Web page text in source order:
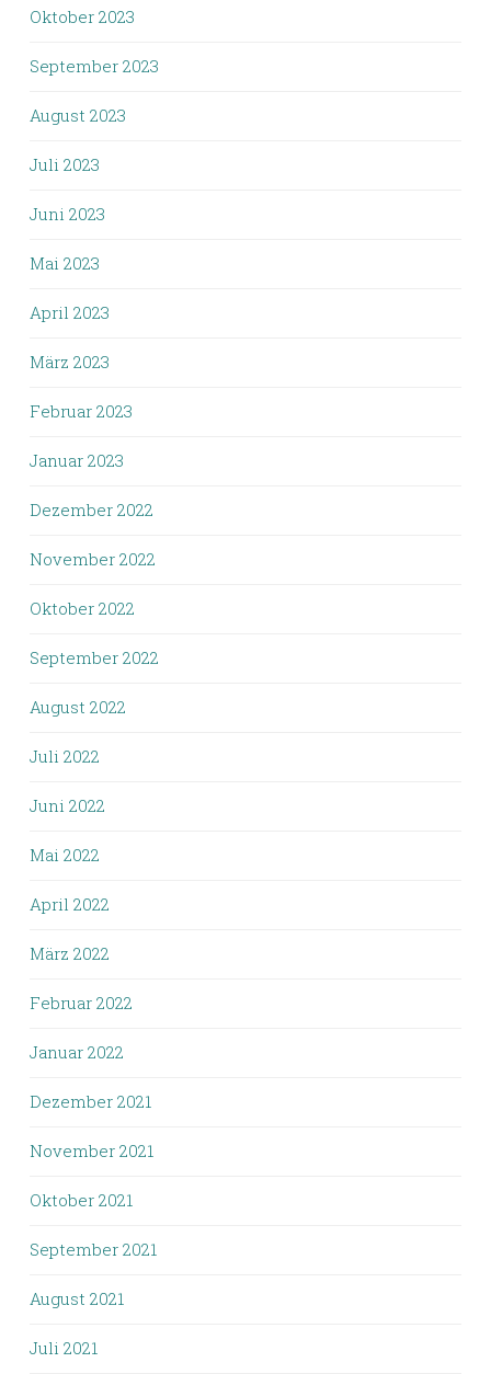
Oktober 2023
September 2023
August 2023
Juli 2023
Juni 2023
Mai 2023
April 2023
März 2023
Februar 2023
Januar 2023
Dezember 2022
November 2022
Oktober 2022
September 2022
August 2022
Juli 2022
Juni 2022
Mai 2022
April 2022
März 2022
Februar 2022
Januar 2022
Dezember 2021
November 2021
Oktober 2021
September 2021
August 2021
Juli 2021